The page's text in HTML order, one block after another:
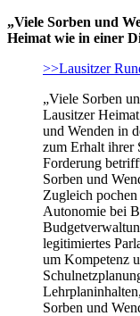
„Viele Sorben und
Heimat wie in einer
>>Lausitzer
„Viele Sorben
Lausitzer
und Wenden in
zum Erhalt ihrer
Forderung
Sorben und
Zugleich
Autonomie bei
legitimiertes
um Kompetenz
Sorben und